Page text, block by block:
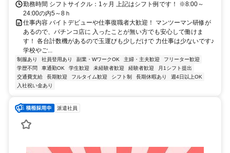
勤務時間 シフトサイクル：1ヶ月 上記はシフト例です！ ※8:00～
24:00の内5～8ｈ
仕事内容 バイトデビューや仕事復職者大歓迎！ マンツーマン研修が
あるので、パチンコ店に 入ったことが無い方でも安心して働けま
す！ 各台計数機があるので玉運びも少しだけで 力仕事は少ないです♪
学校やご...
制服あり 社員登用あり 副業・WワークOK 主婦・主夫歓迎
フリーター歓迎
学歴不問
車通勤OK 学生歓迎 未経験者歓迎 経験者歓迎
月1シフト提出
交通費支給
長期歓迎 フルタイム歓迎 シフト制 長期休暇あり
週4日以上OK
入社祝い金あり
派遣社員